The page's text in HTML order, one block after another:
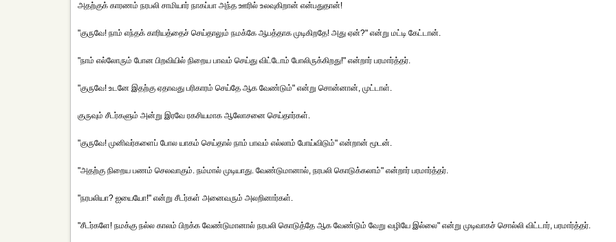
அதற்குக் காரணம் நரபலி சாமியார் நாகப்பா அந்த ஊரில் உலவுகிறான் என்பதுதான்!
"குருவே! நாம் எந்தக் காரியத்தைச் செய்தாலும் நமக்கே ஆபத்தாக முடிகிறதே! அது ஏன்?" என்று மட்டி கேட்டான்.
"நாம் எல்லோரும் போன பிறவியில் நிறைய பாவம் செய்து விட்டோம் போலிருக்கிறது!" என்றார் பரமார்த்தர்.
"குருவே! உடனே இதற்கு ஏதாவது பரிகாரம் செய்தே ஆக வேண்டும்" என்று சொன்னான், முட்டாள்.
குருவும் சீடர்களும் அன்று இரவே ரகசியமாக ஆலோசனை செய்தார்கள்.
"குருவே! முனிவர்களைப் போல யாகம் செய்தால் நாம் பாவம் எல்லாம் போய்விடும்" என்றான் மூடன்.
"அதற்கு நிறைய பணம் செலவாகும். நம்மால் முடியாது. வேண்டுமானால், நரபலி கொடுக்கலாம்" என்றார் பரமார்த்தர்.
"நரபலியா? ஐயையோ!" என்று சீடர்கள் அனைவரும் அலறினார்கள்.
"சீடர்களே! நமக்கு நல்ல காலம் பிறக்க வேண்டுமானால் நரபலி கொடுத்தே ஆக வேண்டும் வேறு வழியே இல்லை" என்று முடிவாகச் சொல்லி விட்டார், பரமார்த்தர்.